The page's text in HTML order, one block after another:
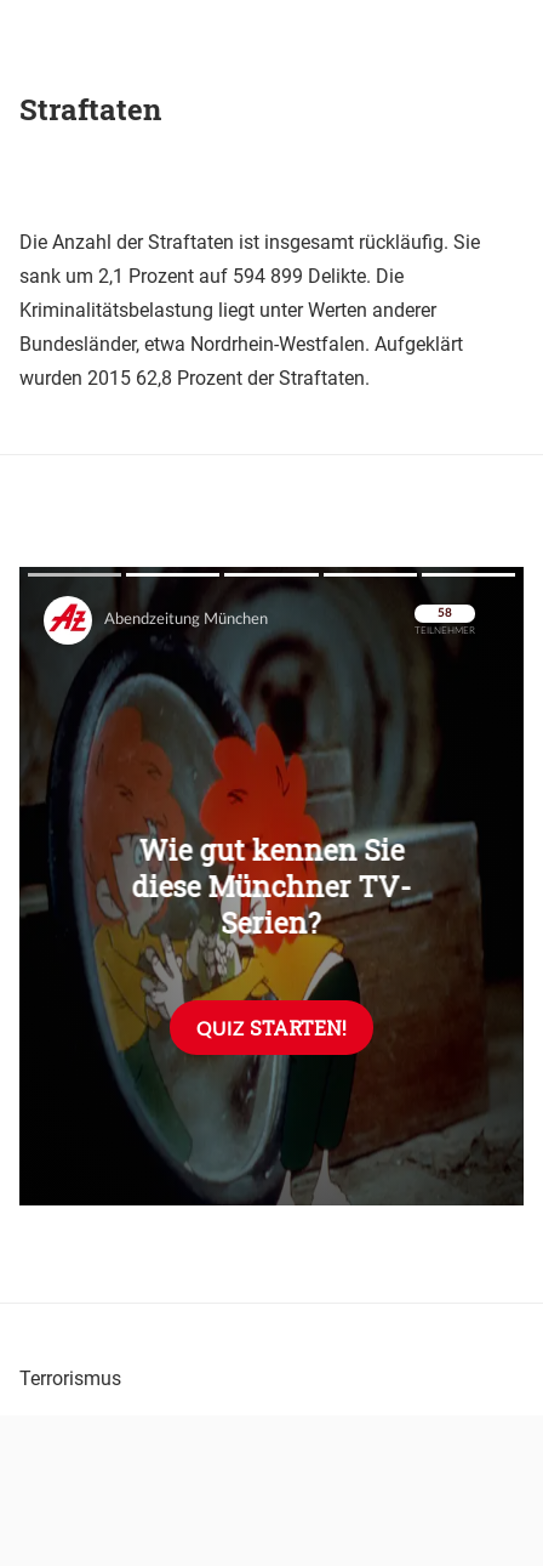
Straftaten
Die Anzahl der Straftaten ist insgesamt rückläufig. Sie
sank um 2,1 Prozent auf 594 899 Delikte. Die
Kriminalitätsbelastung liegt unter Werten anderer
Bundesländer, etwa Nordrhein-Westfalen. Aufgeklärt
wurden 2015 62,8 Prozent der Straftaten.
Überspringen
Überspringen
Terrorismus